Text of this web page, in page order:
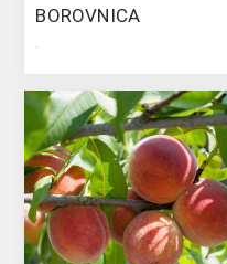
BOROVNICA
.